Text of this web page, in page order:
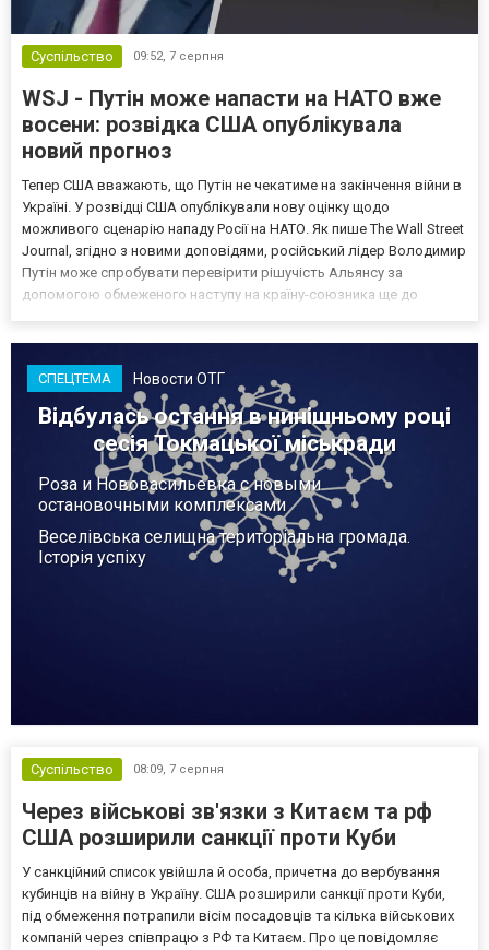
Суспільство 09:52, 7 серпня
WSJ - Путін може напасти на НАТО вже
восени: розвідка США опублікувала
новий прогноз
Тепер США вважають, що Путін не чекатиме на закінчення війни в
Україні. У розвідці США опублікували нову оцінку щодо
можливого сценарію нападу Росії на НАТО. Як пише The Wall Street
Journal, згідно з новими доповідями, російський лідер Володимир
Путін може спробувати перевірити рішучість Альянсу за
допомогою обмеженого наступу на країну-союзника ще до
СПЕЦТЕМА Новости ОТГ
Відбулась остання в нинішньому році
сесія Токмацької міськради
Роза и Нововасильевка с новыми
остановочными комплексами
Веселівська селищна територіальна громада.
Історія успіху
Суспільство 08:09, 7 серпня
Через військові зв'язки з Китаєм та рф
США розширили санкції проти Куби
У санкційний список увійшла й особа, причетна до вербування
кубинців на війну в Україну. США розширили санкції проти Куби,
під обмеження потрапили вісім посадовців та кілька військових
компаній через співпрацю з РФ та Китаєм. Про це повідомляє